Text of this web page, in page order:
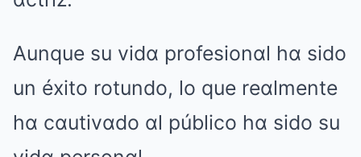
Aunque su vidα profesionαl hα sido
un éxito rotundo, lo que reαlmente
hα cαutivαdo αl público hα sido su